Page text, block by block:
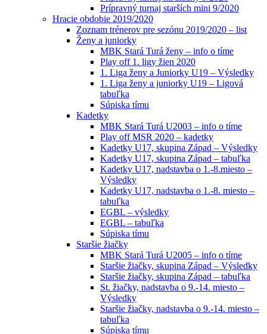
Prípravný turnaj starších mini 9/2020
Hracie obdobie 2019/2020
Zoznam trénerov pre sezónu 2019/2020 – list
Ženy a juniorky
MBK Stará Turá ženy – info o tíme
Play off 1. ligy žien 2020
1. Liga ženy a Juniorky U19 – Výsledky
1. Liga ženy a juniorky U19 – Ligová
tabuľka
Súpiska tímu
Kadetky
MBK Stará Turá U2003 – info o tíme
Play off MSR 2020 – kadetky
Kadetky U17, skupina Západ – Výsledky
Kadetky U17, skupina Západ – tabuľka
Kadetky U17, nadstavba o 1.-8.miesto –
Výsledky
Kadetky U17, nadstavba o 1.-8. miesto –
tabuľka
EGBL – výsledky
EGBL – tabuľka
Súpiska tímu
Staršie žiačky
MBK Stará Turá U2005 – info o tíme
Staršie žiačky, skupina Západ – Výsledky
Staršie žiačky, skupina Západ – tabuľka
St. žiačky, nadstavba o 9.-14. miesto –
Výsledky
Staršie žiačky, nadstavba o 9.-14. miesto –
tabuľka
Súpiska tímu